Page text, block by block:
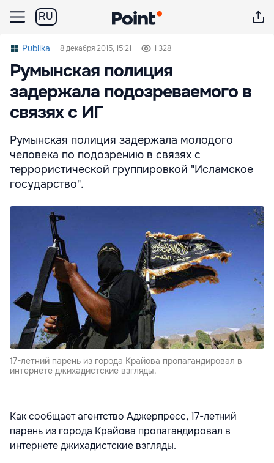
RU
Publika 8 декабря 2015, 15:21 1 328
Румынская полиция
задержала подозреваемого в
связях с ИГ
Румынская полиция задержала молодого
человека по подозрению в связях с
террористической группировкой "Исламское
государство".
17-летний парень из города Крайова пропагандировал в
интернете джихадистские взгляды.
Как сообщает агентство Аджерпресс, 17-летний
парень из города Крайова пропагандировал в
интернете джихадистские взгляды.